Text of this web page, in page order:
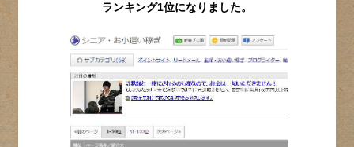
ランキング1位になりました。